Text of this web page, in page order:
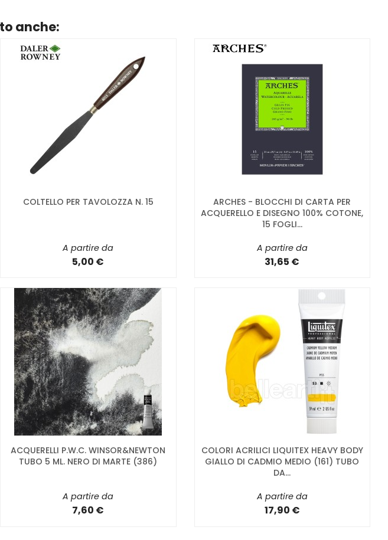
anche:
COLTELLO PER TAVOLOZZA N. 15
A partire da
5,00 €
ARCHES - BLOCCHI DI CARTA PER
ACQUERELLO E DISEGNO 100% COTONE,
15 FOGLI...
A partire da
31,65 €
ACQUERELLI P.W.C. WINSOR&NEWTON
TUBO 5 ML. NERO DI MARTE (386)
A partire da
7,60 €
COLORI ACRILICI LIQUITEX HEAVY BODY
GIALLO DI CADMIO MEDIO (161) TUBO
DA...
A partire da
17,90 €